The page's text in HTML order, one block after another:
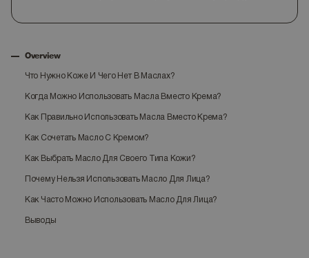
Overview
Что Нужно Коже И Чего Нет В Маслах?
Когда Можно Использовать Масла Вместо Крема?
Как Правильно Использовать Масла Вместо Крема?
Как Сочетать Масло С Кремом?
Как Выбрать Масло Для Своего Типа Кожи?
Почему Нельзя Использовать Масло Для Лица?
Как Часто Можно Использовать Масло Для Лица?
Выводы